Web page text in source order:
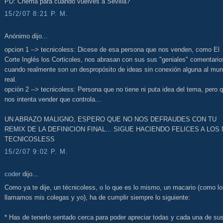
15/2/07 8:21 P. M.
Anónimo dijo...
opcion 1 --> tecnicoless: Dicese de esa persona que nos venden, como El
Corte Inglés los Corticoles, nos abrasan con sus sus "geniales"
cuando realmente son un despropósito de ideas sin conexión alguna al
real.
opción 2 --> tecnicoless: Persona que no tiene ni puta idea del tema, pero
nos intenta vender que controla...
UN ABRAZO MALIGNO, ESPERO QUE NO NOS DEFRAUDES CON TU
REMIX DE LA DEFINICION FINAL... SIGUE HACIENDO FELICES A LOS
TECNICOSLESS
15/2/07 9:02 P. M.
coder dijo...
Como ya te dije, un técnicoless, o lo que es lo mismo, un macario (como
llamamos mis colegas y yo), ha de cumplir siempre lo siguiente:
* Has de tenerlo sentado cerca para poder apreciar todas y cada una de